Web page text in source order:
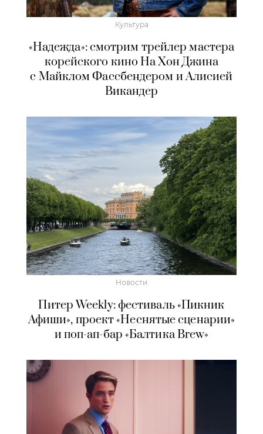
Культура
«Надежда»: смотрим трейлер мастера
корейского кино На Хон Джина
с Майклом Фассбендером и Алисией
Викандер
Новости
Питер Weekly: фестиваль «Пикник
Афиши», проект «Неснятые сценарии»
и поп-ап-бар «Балтика Brew»